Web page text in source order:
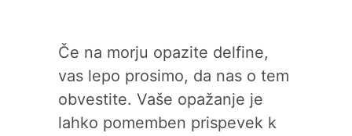
Če na morju opazite delfine,
vas lepo prosimo, da nas o tem
obvestite. Vaše opažanje je
lahko pomemben prispevek k